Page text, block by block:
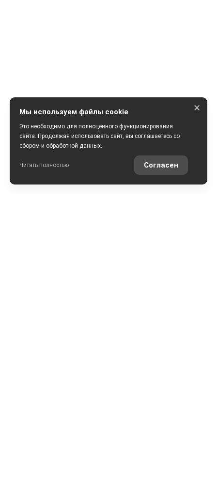
ПОЛУЧИТЬ КОНСУЛЬТАЦИЮ
Мы используем файлы cookie
Это необходимо для полноценного функционирования
сайта. Продолжая использовать сайт, вы соглашаетесь со
сбором и обработкой данных.
Читать полностью Согласен
×